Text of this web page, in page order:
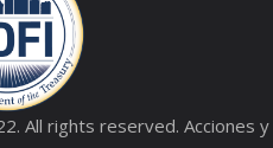
All rights reserved. Acciones y